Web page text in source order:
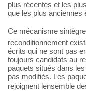
plus récentes et les
que les plus anciennes
Ce mécanisme
reconditionnement
écrits qui ne sont pas
toujours candidats au
paquets situés dans
pas modifiés. Les
rejoignent lensemble